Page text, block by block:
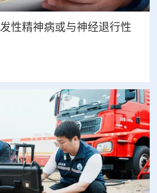
性精神病或与神经退行性